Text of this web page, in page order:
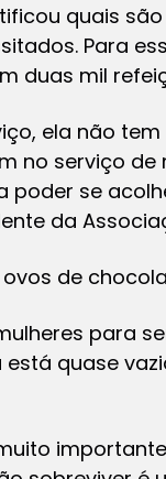
quais
Para
duas mil
ela não
no serviço
se
da
de
para
quase